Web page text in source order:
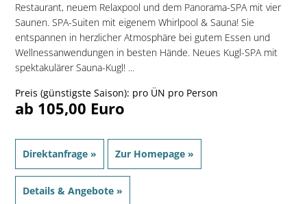
Restaurant, neuem Relaxpool und dem Panorama-SPA mit vier
Saunen. SPA-Suiten mit eigenem Whirlpool & Sauna! Sie
entspannen in herzlicher Atmosphäre bei gutem Essen und
Wellnessanwendungen in besten Hände. Neues Kugl-SPA mit
spektakulärer Sauna-Kugl! ...
Preis (günstigste Saison): pro ÜN pro Person
ab 105,00 Euro
Direktanfrage » Zur Homepage »
Details & Angebote »